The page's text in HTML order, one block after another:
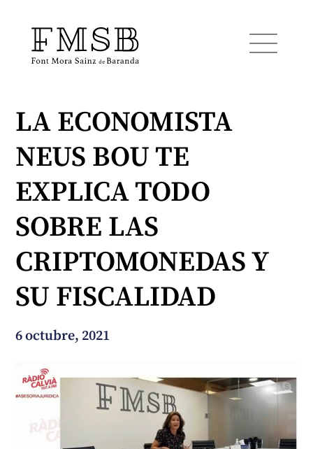
Inicio
Font Mora Sainz de Baranda
Servicios
Noticias
LA ECONOMISTA
NEUS BOU TE
EXPLICA TODO
SOBRE LAS
CRIPTOMONEDAS Y
SU FISCALIDAD
6 octubre, 2021